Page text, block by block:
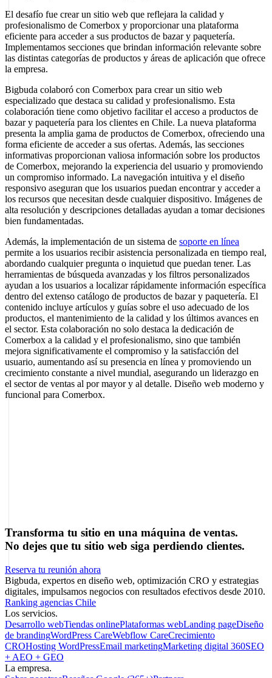
El desafío fue crear un sitio web que reflejara la calidad y
profesionalismo de Comerbox y proporcionar una plataforma
eficiente para acceder a sus productos de bazar y paquetería.
Implementamos secciones que brindan información relevante sobre
las distintas categorías de productos y áreas de aplicación que ofrece
la empresa.
Bigbuda colaboró con Comerbox para crear un sitio web
especializado que destaca su calidad y profesionalismo. Esta
colaboración tiene como objetivo facilitar el acceso a productos de
bazar y paquetería para los clientes en Chile. La nueva plataforma
presenta la amplia gama de productos de Comerbox, ofreciendo una
forma eficiente de acceder a sus ofertas. Además, las secciones
informativas proporcionan valiosa información sobre los productos
de Comerbox, mejorando la experiencia del usuario y promoviendo
un compromiso informado. La navegación intuitiva y el diseño
responsivo aseguran que los usuarios puedan encontrar y acceder a
los recursos que necesitan desde cualquier dispositivo. Imágenes de
alta resolución y descripciones detalladas ayudan a tomar decisiones
bien fundamentadas.
Además, la implementación de un sistema de soporte en línea
permite a los usuarios recibir asistencia personalizada en tiempo real,
abordando cualquier pregunta o inquietud que puedan tener. Las
herramientas de búsqueda avanzadas y los filtros personalizados
ayudan a los usuarios a localizar rápidamente información específica
dentro del extenso catálogo de productos de bazar y paquetería. El
contenido incluye artículos y guías sobre el uso adecuado de los
productos, el mantenimiento de la calidad y los últimos avances en
el sector. Esta colaboración no solo destaca la dedicación de
Comerbox a la calidad y el profesionalismo, sino que también
mejora significativamente el compromiso y la satisfacción del
usuario, aumentando así su presencia en línea y promoviendo un
crecimiento constante a nivel mundial, asegurando un liderazgo en
el sector de ventas al por mayor y al detalle. Diseño web moderno y
funcional para Comerbox.
Transforma tu sitio en una máquina de ventas.
No dejes que tu sitio web siga perdiendo clientes.
Reserva tu reunión ahora
Bigbuda, expertos en diseño web, optimización CRO y estrategias
digitales, impulsamos negocios con resultados efectivos desde 2010.
Ranking agencias Chile
Los servicios.
Desarrollo webTiendas onlinePlataformas webLanding pageDiseño
de brandingWordPress CareWebflow CareCrecimiento
CROHosting WordPressEmail marketingMarketing digital 360SEO
+ AEO + GEO
La empresa.